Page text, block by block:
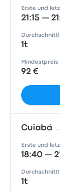
Erste und
21:15 —
1t
Mindestpreis
92 €
Cuiabá
Erste und
18:40 —
1t